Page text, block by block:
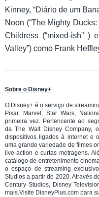
Kinney, “Diário de um
Noon (“The Mighty
Childress (“mixed-ish” )
Valley”) como Frank
Sobre o Disney+
O Disney+ é o serviço de
Pixar, Marvel, Star Wars,
primeira vez. Pertencente ao
da The Walt Disney Company,
dispositivos ligados à internet e
uma grande variedade de filmes
live-action e curtas metragens.
catálogo de entretenimento
o espaço de streaming
Studios a partir de 2020. Através
Century Studios, Disney
mais.Visite DisneyPlus.com para